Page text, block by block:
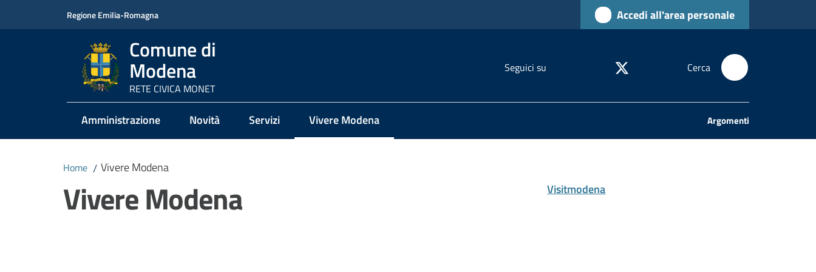
Regione Emilia-Romagna Accedi all'area personale
Comune di
Modena
RETE CIVICA MONET
Seguici su Cerca
Amministrazione Novità Servizi Vivere Modena
Menu selezionato Argomenti
Home / Vivere Modena
Vivere Modena Visitmodena